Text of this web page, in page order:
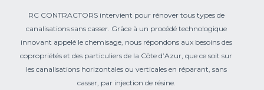
RC CONTRACTORS intervient pour rénover tous types de
canalisations sans casser. Grâce à un procédé technologique
innovant appelé le chemisage, nous répondons aux besoins des
copropriétés et des particuliers de la Côte d’Azur, que ce soit sur
les canalisations horizontales ou verticales en réparant, sans
casser, par injection de résine.